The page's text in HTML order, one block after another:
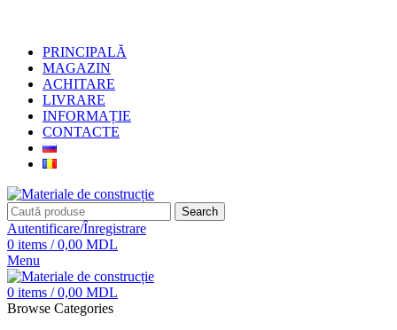
PRINCIPALĂ
MAGAZIN
ACHITARE
LIVRARE
INFORMAȚIE
CONTACTE
Search
Autentificare/Înregistrare
0 items / 0,00 MDL
Menu
0 items / 0,00 MDL
Browse Categories